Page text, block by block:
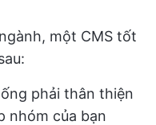
một CMS tốt
phải thân thiện
nhóm của bạn